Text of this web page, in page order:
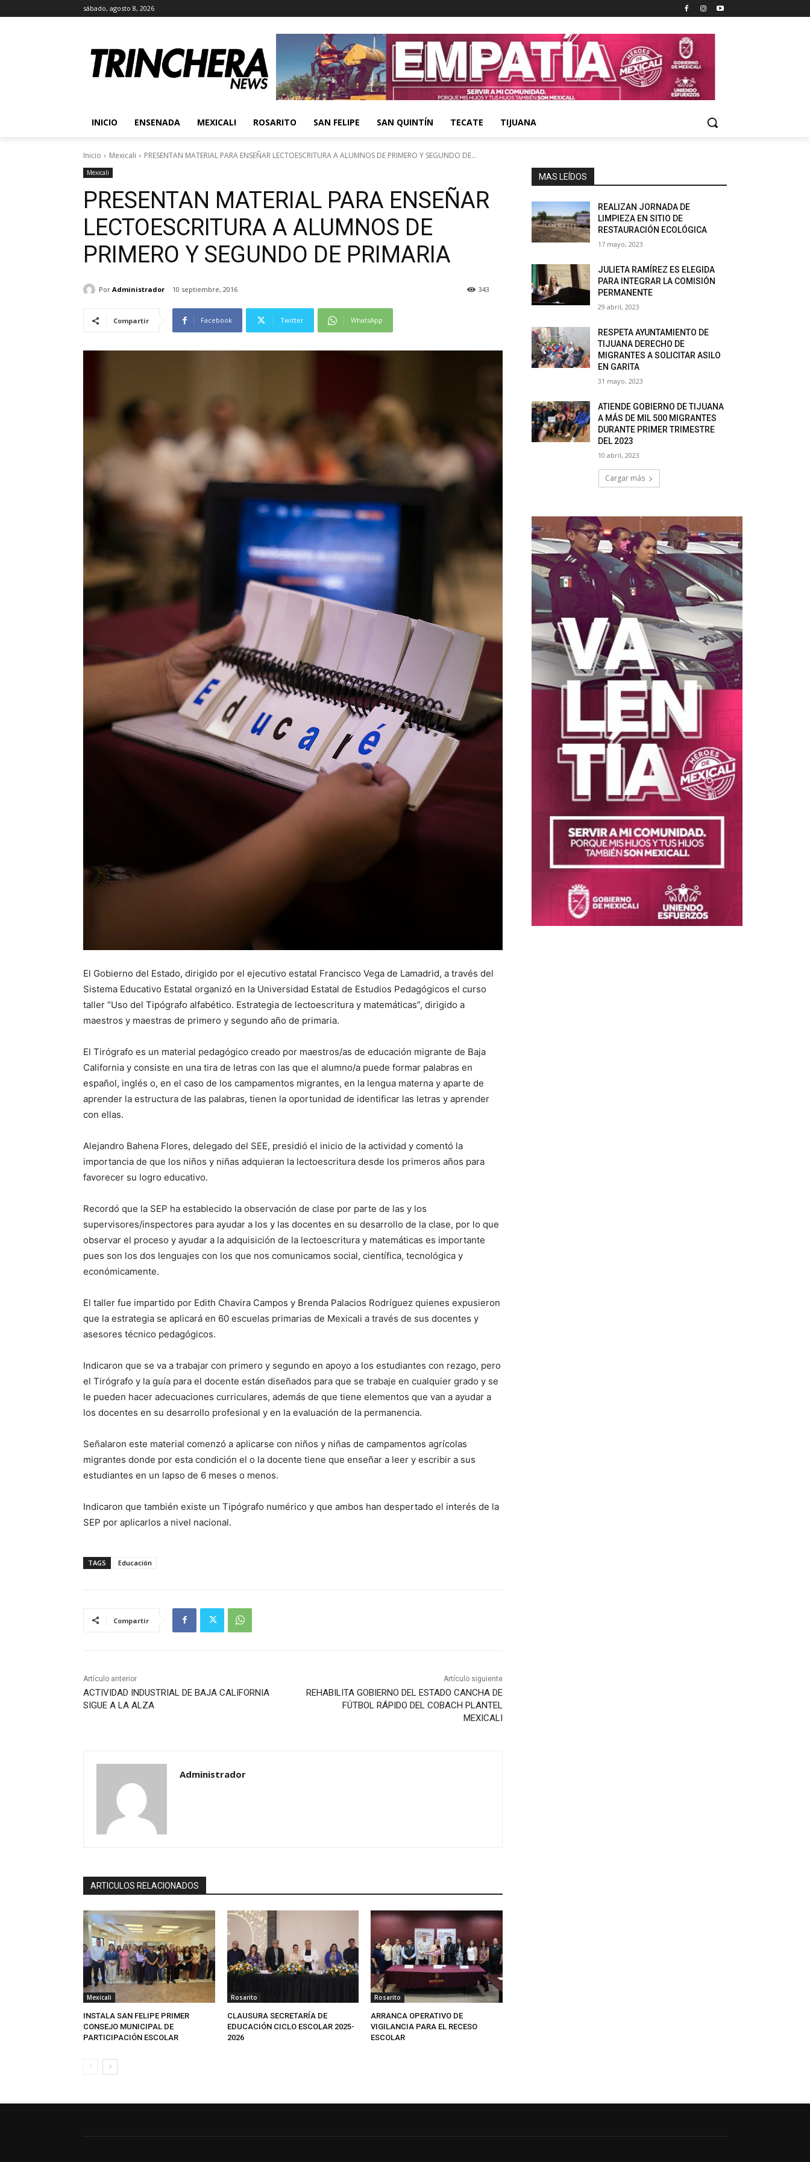
sábado, agosto 8, 2026
INICIO ENSENADA MEXICALI ROSARITO SAN FELIPE SAN QUINTÍN TECATE TIJUANA
Inicio Mexicali PRESENTAN MATERIAL PARA ENSEÑAR LECTOESCRITURA A ALUMNOS DE PRIMERO Y SEGUNDO DE...
Mexicali
PRESENTAN MATERIAL PARA ENSEÑAR
LECTOESCRITURA A ALUMNOS DE
PRIMERO Y SEGUNDO DE PRIMARIA
Por Administrador 10 septiembre, 2016 343
Compartir Facebook Twitter WhatsApp
El Gobierno del Estado, dirigido por el ejecutivo estatal Francisco Vega de Lamadrid, a través del
Sistema Educativo Estatal organizó en la Universidad Estatal de Estudios Pedagógicos el curso
taller “Uso del Tipógrafo alfabético. Estrategia de lectoescritura y matemáticas”, dirigido a
maestros y maestras de primero y segundo año de primaria.
El Tirógrafo es un material pedagógico creado por maestros/as de educación migrante de Baja
California y consiste en una tira de letras con las que el alumno/a puede formar palabras en
español, inglés o, en el caso de los campamentos migrantes, en la lengua materna y aparte de
aprender la estructura de las palabras, tienen la oportunidad de identificar las letras y aprender
con ellas.
Alejandro Bahena Flores, delegado del SEE, presidió el inicio de la actividad y comentó la
importancia de que los niños y niñas adquieran la lectoescritura desde los primeros años para
favorecer su logro educativo.
Recordó que la SEP ha establecido la observación de clase por parte de las y los
supervisores/inspectores para ayudar a los y las docentes en su desarrollo de la clase, por lo que
observar el proceso y ayudar a la adquisición de la lectoescritura y matemáticas es importante
pues son los dos lenguajes con los que nos comunicamos social, científica, tecnológica y
económicamente.
El taller fue impartido por Edith Chavira Campos y Brenda Palacios Rodríguez quienes expusieron
que la estrategia se aplicará en 60 escuelas primarias de Mexicali a través de sus docentes y
asesores técnico pedagógicos.
Indicaron que se va a trabajar con primero y segundo en apoyo a los estudiantes con rezago, pero
el Tirógrafo y la guía para el docente están diseñados para que se trabaje en cualquier grado y se
le pueden hacer adecuaciones curriculares, además de que tiene elementos que van a ayudar a
los docentes en su desarrollo profesional y en la evaluación de la permanencia.
Señalaron este material comenzó a aplicarse con niños y niñas de campamentos agrícolas
migrantes donde por esta condición el o la docente tiene que enseñar a leer y escribir a sus
estudiantes en un lapso de 6 meses o menos.
Indicaron que también existe un Tipógrafo numérico y que ambos han despertado el interés de la
SEP por aplicarlos a nivel nacional.
TAGS Educación
Compartir
Artículo anterior
ACTIVIDAD INDUSTRIAL DE BAJA CALIFORNIA
SIGUE A LA ALZA
Artículo siguiente
REHABILITA GOBIERNO DEL ESTADO CANCHA DE
FÚTBOL RÁPIDO DEL COBACH PLANTEL
MEXICALI
Administrador
ARTICULOS RELACIONADOS
Mexicali
INSTALA SAN FELIPE PRIMER
CONSEJO MUNICIPAL DE
PARTICIPACIÓN ESCOLAR
Rosarito
CLAUSURA SECRETARÍA DE
EDUCACIÓN CICLO ESCOLAR 2025-
2026
Rosarito
ARRANCA OPERATIVO DE
VIGILANCIA PARA EL RECESO
ESCOLAR
MAS LEÍDOS
REALIZAN JORNADA DE
LIMPIEZA EN SITIO DE
RESTAURACIÓN ECOLÓGICA
17 mayo, 2023
JULIETA RAMÍREZ ES ELEGIDA
PARA INTEGRAR LA COMISIÓN
PERMANENTE
29 abril, 2023
RESPETA AYUNTAMIENTO DE
TIJUANA DERECHO DE
MIGRANTES A SOLICITAR ASILO
EN GARITA
31 mayo, 2023
ATIENDE GOBIERNO DE TIJUANA
A MÁS DE MIL 500 MIGRANTES
DURANTE PRIMER TRIMESTRE
DEL 2023
10 abril, 2023
Cargar más